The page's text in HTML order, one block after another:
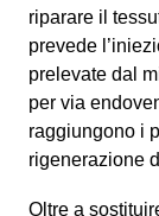
riparare il
prevede
prelevate dal
per via
raggiungono i
rigenerazione
Oltre a